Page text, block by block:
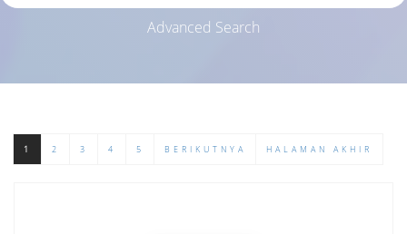
Advanced Search
1 2 3 4 5 BERIKUTNYA HALAMAN AKHIR